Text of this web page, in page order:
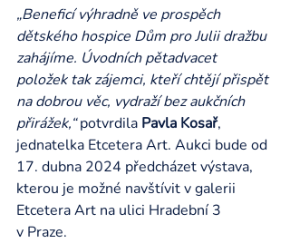
„Beneficí výhradně ve prospěch
dětského hospice Dům pro Julii dražbu
zahájíme. Úvodních pětadvacet
položek tak zájemci, kteří chtějí přispět
na dobrou věc, vydraží bez aukčních
přirážek,“ potvrdila Pavla Kosař,
jednatelka Etcetera Art. Aukci bude od
17. dubna 2024 předcházet výstava,
kterou je možné navštívit v galerii
Etcetera Art na ulici Hradební 3
v Praze.